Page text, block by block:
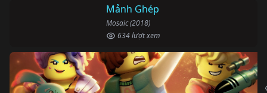
Mảnh Ghép
Mosaic (2018)
634 lượt xem